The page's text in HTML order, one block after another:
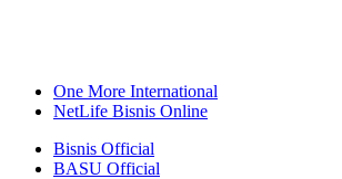
One More International
NetLife Bisnis Online
Bisnis Official
BASU Official